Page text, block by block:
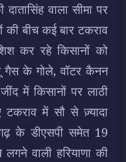
वाला सीमा पर
की बीच कई बार टकराव
कर रहे किसानों को
के गोले, वॉटर कैनन
में किसानों पर लाठी
टकराव में सौ से ज़्यादा
के डीएसपी समेत 19
वाली हरियाणा की